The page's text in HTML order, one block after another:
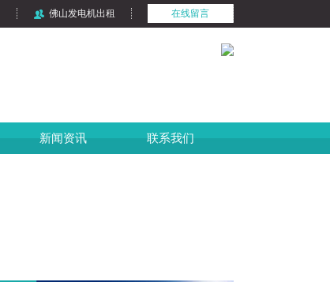
佛山发电机出租 在线留言
新闻资讯 联系我们